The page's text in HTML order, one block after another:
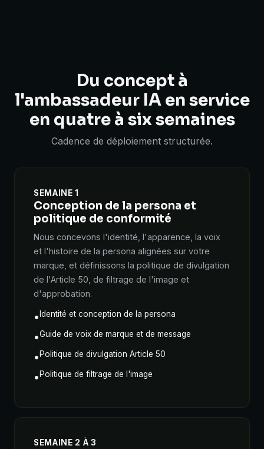
Du concept à
l'ambassadeur IA en service
en quatre à six semaines
Cadence de déploiement structurée.
SEMAINE 1
Conception de la persona et
politique de conformité
Nous concevons l'identité, l'apparence, la voix
et l'histoire de la persona alignées sur votre
marque, et définissons la politique de divulgation
de l'Article 50, de filtrage de l'image et
d'approbation.
•Identité et conception de la persona
•Guide de voix de marque et de message
•Politique de divulgation Article 50
•Politique de filtrage de l'image
SEMAINE 2 À 3